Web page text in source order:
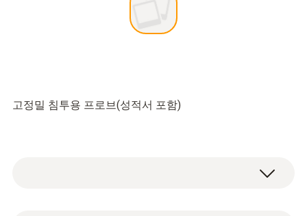
고정밀 침투용 프로브(성적서 포함)